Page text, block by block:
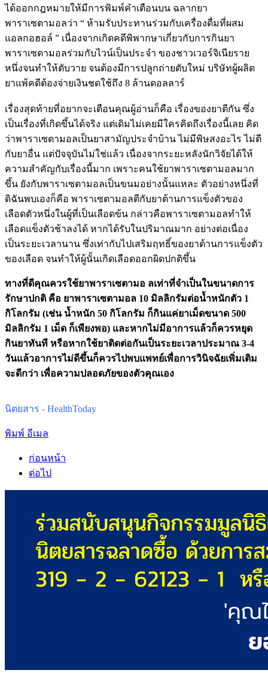
ได้ออกกฎหมายให้มีการพิมพ์คำเตือนบน ฉลากยา
พาราเซตามอลว่า “ ห้ามรับประทานร่วมกับเครื่องดื่มที่ผสม
แอลกอฮอล์ ” เนื่องจากเกิดคดีพิพากษาเกี่ยวกับการกินยา
พาราเซตามอลร่วมกับไวน์เป็นประจำ ของชาวเวอร์จิเนียราย
หนึ่งจนทำให้ตับวาย จนต้องมีการปลูกถ่ายตับใหม่ บริษัทผู้ผลิต
ยาแพ้คดีต้องจ่ายเงินชดใช้ถึง 8 ล้านดอลลาร์
เรื่องสุดท้ายที่อยากจะเตือนคุณผู้อ่านก็คือ เรื่องของยาตีกัน ซึ่ง
เป็นเรื่องที่เกิดขึ้นได้จริง แต่เดิมไม่เคยมีใครคิดถึงเรื่องนี้เลย คิด
ว่าพาราเซตามอลเป็นยาสามัญประจำบ้าน ไม่มีพิษสงอะไร ไม่ตี
กับยาอื่น แต่ปัจจุบันไม่ใช่แล้ว เนื่องจากระยะหลังนักวิจัยได้ให้
ความสำคัญกับเรื่องนี้มาก เพราะคนใช้ยาพาราเซตามอลมาก
ขึ้น ยังกับพาราเซตามอลเป็นขนมอย่างนั้นแหละ ตัวอย่างหนึ่งที่
ดิฉันพบเองก็คือ พาราเซตามอลตีกับยาต้านการแข็งตัวของ
เลือดตัวหนึ่งในผู้ที่เป็นเลือดข้น กล่าวคือพาราเซตามอลทำให้
เลือดแข็งตัวช้าลงได้ หากได้รับในปริมาณมาก อย่างต่อเนื่อง
เป็นระยะเวลานาน ซึ่งเท่ากับไปเสริมฤทธิ์ของยาต้านการแข็งตัว
ของเลือด จนทำให้ผู้นั้นเกิดเลือดออกผิดปกติขึ้น
ทางที่ดีคุณควรใช้ยาพาราเซตามอ ลเท่าที่จำเป็นในขนาดการ
รักษาปกติ คือ ยาพาราเซตามอล 10 มิลลิกรัมต่อน้ำหนักตัว 1
กิโลกรัม (เช่น น้ำหนัก 50 กิโลกรัม ก็กินแค่ยาเม็ดขนาด 500
มิลลิกรัม 1 เม็ด ก็เพียงพอ) และหากไม่มีอาการแล้วก็ควรหยุด
กินยาทันที หรือหากใช้ยาติดต่อกันเป็นระยะเวลาประมาณ 3-4
วันแล้วอาการไม่ดีขึ้นก็ควรไปพบแพทย์เพื่อการวินิจฉัยเพิ่มเติม
จะดีกว่า เพื่อความปลอดภัยของตัวคุณเอง
นิตยสาร - HealthToday
พิมพ์ อีเมล
ก่อนหน้า
ต่อไป